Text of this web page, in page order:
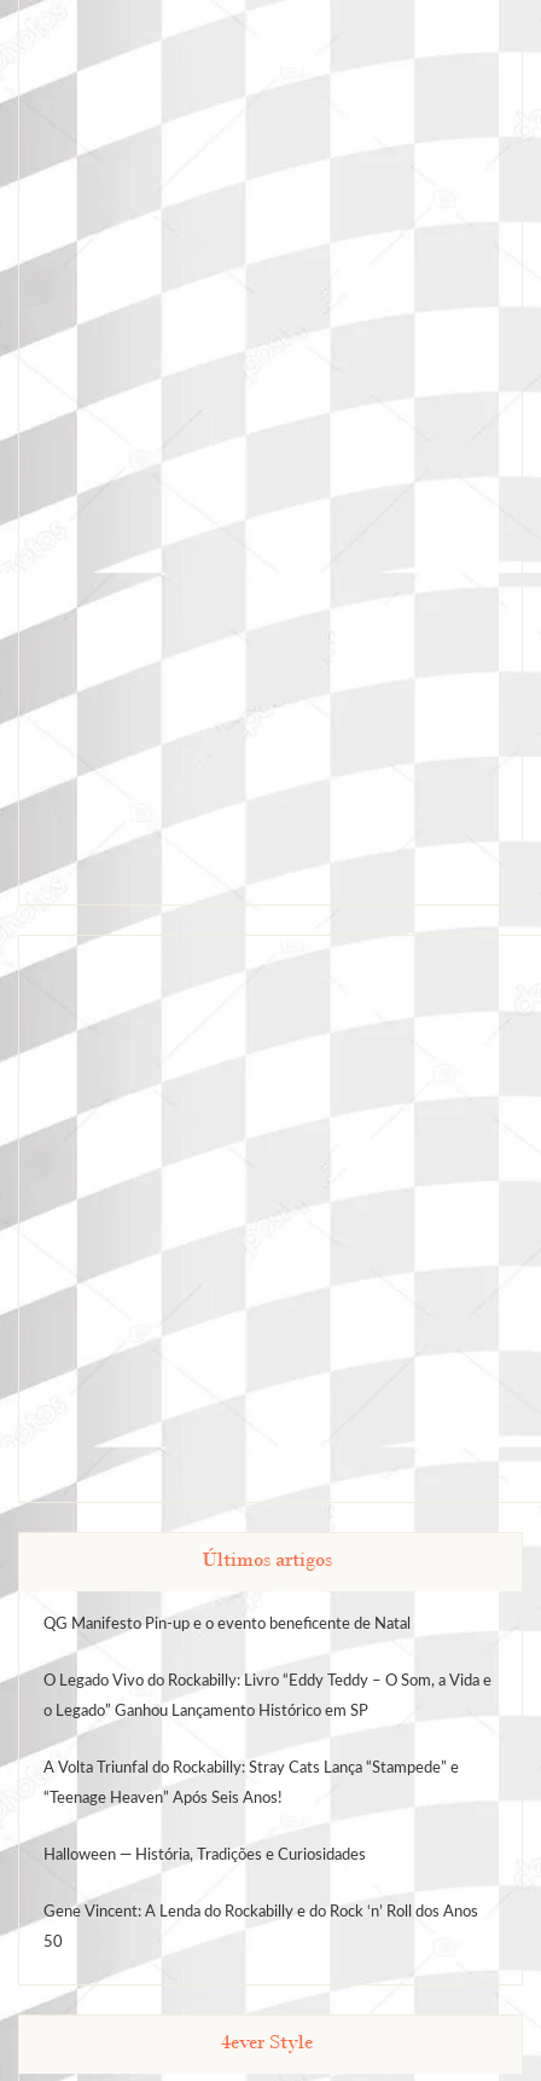
Últimos artigos
QG Manifesto Pin-up e o evento beneficente de Natal
O Legado Vivo do Rockabilly: Livro “Eddy Teddy – O Som, a Vida e
o Legado” Ganhou Lançamento Histórico em SP
A Volta Triunfal do Rockabilly: Stray Cats Lança “Stampede” e
“Teenage Heaven” Após Seis Anos!
Halloween — História, Tradições e Curiosidades
Gene Vincent: A Lenda do Rockabilly e do Rock ‘n’ Roll dos Anos
50
4ever Style